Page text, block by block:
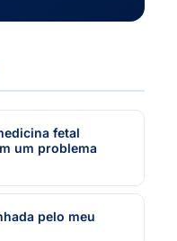
fetal
um problema
pelo meu